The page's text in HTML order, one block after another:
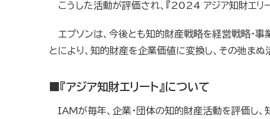
こうした活動が評価され、『2024 アジア知財エリ
エプソンは、今後とも知的財産戦略を経営戦略・
とにより、知的財産を企業価値に変換し、その弛ま
■『アジア知財エリート』について
IAMが毎年、企業・団体の知的財産活動を評価し